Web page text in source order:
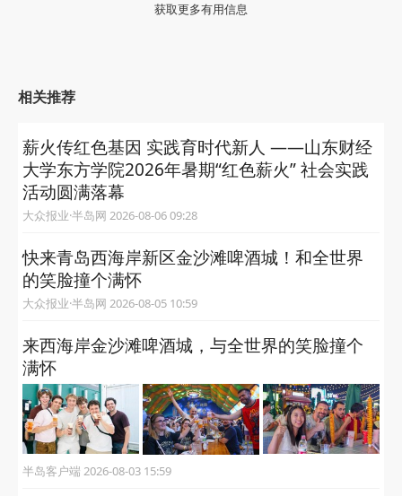
获取更多有用信息
相关推荐
薪火传红色基因 实践育时代新人 ——山东财经
大学东方学院2026年暑期“红色薪火” 社会实践
活动圆满落幕
大众报业·半岛网 2026-08-06 09:28
快来青岛西海岸新区金沙滩啤酒城！和全世界
的笑脸撞个满怀
大众报业·半岛网 2026-08-05 10:59
来西海岸金沙滩啤酒城，与全世界的笑脸撞个
满怀
半岛客户端 2026-08-03 15:59